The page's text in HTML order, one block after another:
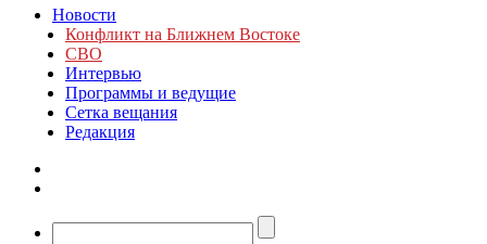
Новости
Конфликт на Ближнем Востоке
СВО
Интервью
Программы и ведущие
Сетка вещания
Редакция